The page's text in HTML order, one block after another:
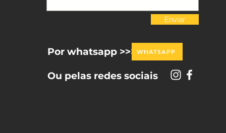
Enviar
Por whatsapp >>>
Ou pelas redes sociais
WHATSAPP